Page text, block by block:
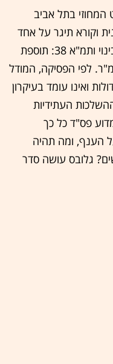
בתל אביב
וקורא תיגר על אחד
מעקרונות היסוד של עסקאות פינוי־בינוי ותמ"א 38: תוספת
שטח אחידה לכל הדיירים של כ-12 מ"ר. לפי הפסיקה, המודל
ואינו עומד בעיקרון
העתידיות
פס"ד כל כך
הענף, ומה תהיה
גלובס עושה סדר